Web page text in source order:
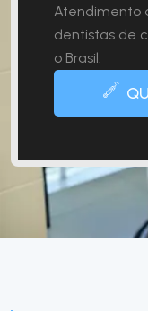
Atendimento
dentistas de
o Brasil.